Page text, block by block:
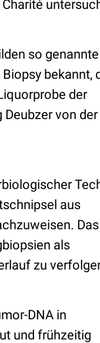
so genannte
bekannt,
der
von
aus
Das
als
zu
DNA in
und frühzeitig